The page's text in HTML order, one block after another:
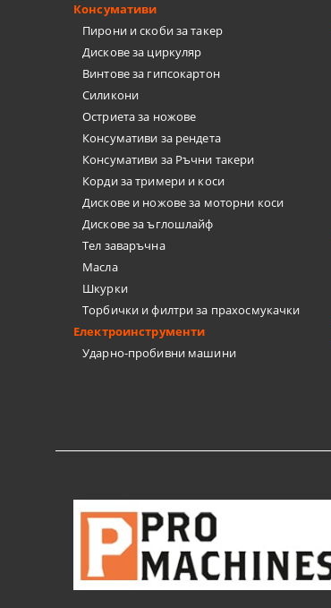
Консумативи
Пирони и скоби за такер
Дискове за циркуляр
Винтове за гипсокартон
Силикони
Остриета за ножове
Консумативи за рендета
Консумативи за Ръчни такери
Корди за тримери и коси
Дискове и ножове за моторни коси
Дискове за ъглошлайф
Тел заваръчна
Масла
Шкурки
Торбички и филтри за прахосмукачки
Електроинструменти
Ударно-пробивни машини